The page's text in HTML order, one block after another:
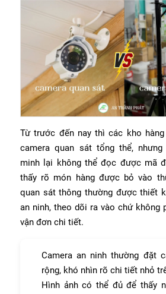
Từ trước đến nay thì các kho
camera quan sát tổng thể,
minh lại không thể đọc được mã
thấy rõ món hàng được bỏ vào
quan sát thông thường được thiết
an ninh, theo dõi ra vào chứ không
vận đơn chi tiết.
Camera an ninh thường đặt
rộng, khó nhìn rõ chi tiết nhỏ
Hình ảnh có thể đủ để thấy